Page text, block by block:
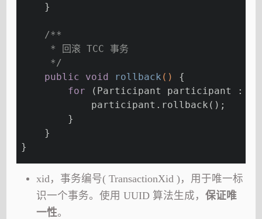
    }
/**
     * 回滚 TCC 事务
     */
public
void rollback ()
{
for (Participant participant :
            participant.rollback();
        }
    }
}
xid，事务编号( TransactionXid )，用于唯一标
识一个事务。使用 UUID 算法生成， 保证唯
一性。